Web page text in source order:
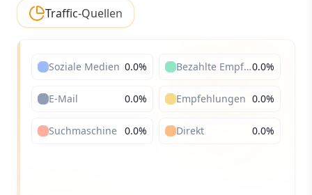
Traffic-Quellen
Soziale Medien 0.0% Bezahlte Empfehlungen0.0%
E-Mail 0.0% Empfehlungen 0.0%
Suchmaschine 0.0% Direkt 0.0%